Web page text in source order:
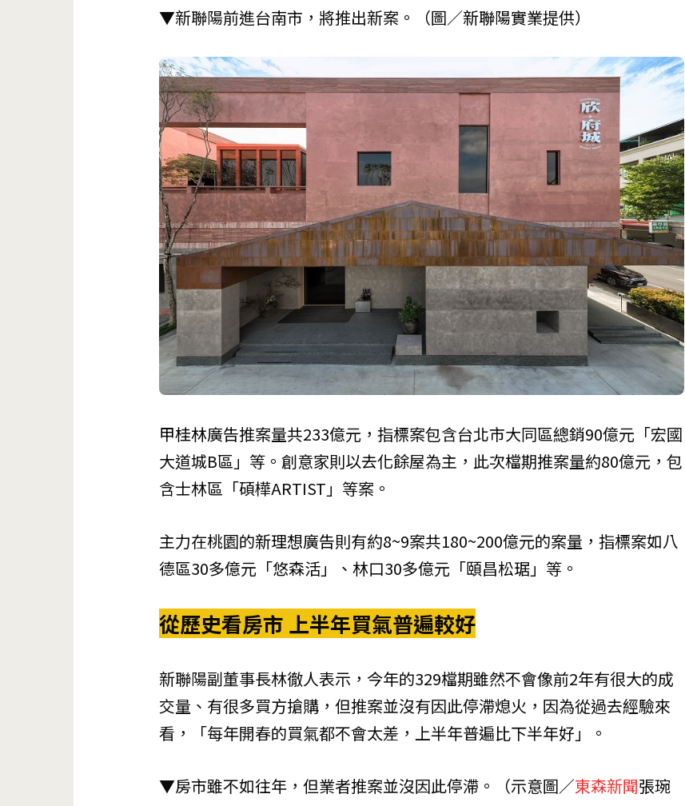
▼新聯陽前進台南市，將推出新案。（圖／新聯陽實業提供）
甲桂林廣告推案量共233億元，指標案包含台北市大同區總銷90億元「宏國
大道城B區」等。創意家則以去化餘屋為主，此次檔期推案量約80億元，包
含士林區「碩樺ARTIST」等案。
主力在桃園的新理想廣告則有約8~9案共180~200億元的案量，指標案如八
德區30多億元「悠森活」、林口30多億元「頤昌松琚」等。
從歷史看房市 上半年買氣普遍較好
新聯陽副董事長林徹人表示，今年的329檔期雖然不會像前2年有很大的成
交量、有很多買方搶購，但推案並沒有因此停滯熄火，因為從過去經驗來
看，「每年開春的買氣都不會太差，上半年普遍比下半年好」。
▼房市雖不如往年，但業者推案並沒因此停滯。（示意圖／東森新聞張琬